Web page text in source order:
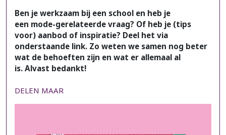
Ben je werkzaam bij een school en heb je
een mode-gerelateerde vraag? Of heb je (tips
voor) aanbod of inspiratie? Deel het via
onderstaande link. Zo weten we samen nog beter
wat de behoeften zijn en wat er allemaal al
is. Alvast bedankt!
DELEN MAAR